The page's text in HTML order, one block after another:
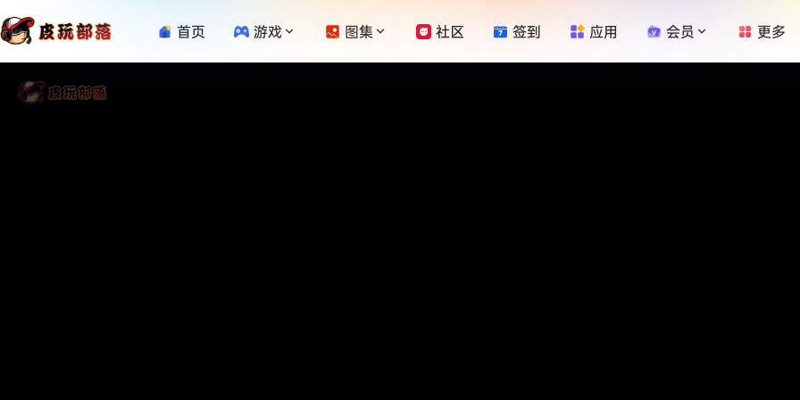
首页 游戏 图集 社区 签到 应用 会员 更多